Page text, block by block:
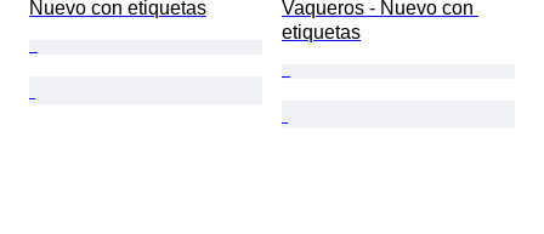
Nuevo con etiquetas
Vaqueros - Nuevo con
etiquetas